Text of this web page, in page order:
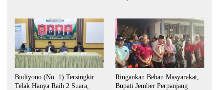
Budiyono (No. 1) Tersingkir
Telak Hanya Raih 2 Suara,
Ringankan Beban Masyarakat,
Bupati Jember Perpanjang